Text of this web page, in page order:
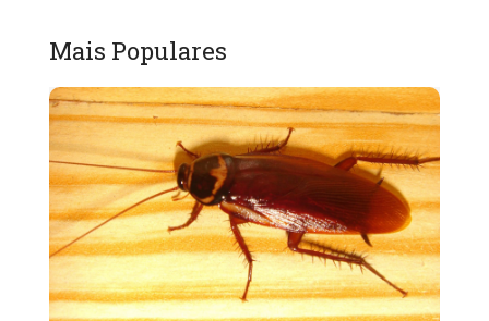
Mais Populares